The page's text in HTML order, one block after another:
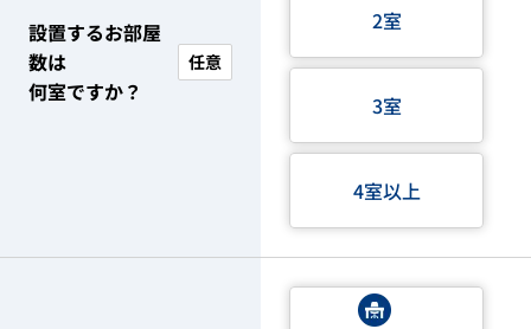
設置するお部屋
数は
何室ですか？
任意
2室
3室
4室以上